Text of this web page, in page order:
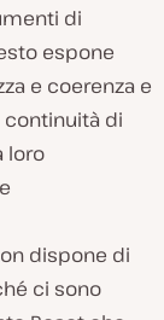
di
espone
e coerenza e
continuità di
loro
dispone di
ci sono